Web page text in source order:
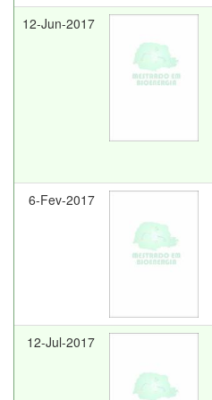
12-Jun-2017
6-Fev-2017
12-Jul-2017